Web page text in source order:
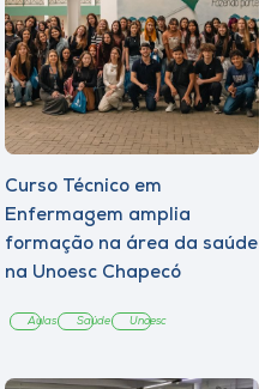
Curso Técnico em
Enfermagem amplia
formação na área da saúde
na Unoesc Chapecó
Aulas Saúde Unoesc